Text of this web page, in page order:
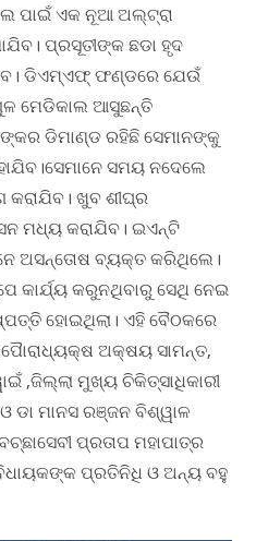
ପାଇଁ ଏକ ନୂଆ ଅଲ୍ଟ୍ରା
ପ୍ରସୂତୀଙ୍କ ଛଡା ହୃଦ
ଡିଏମ୍ଏଫ୍ ଫଣ୍ଡରେ ଯେଉଁ
ମେଡିକାଲ ଆସୁଛନ୍ତି
ଡିମାଣ୍ଡ ରହିଛି ସେମାନଙ୍କୁ
ସମୟ ନଦେଲେ
ଖୁବ ଶୀଘ୍ର
ମଧ୍ୟ କରାଯିବ। ଇଏନ୍‌ଟି
ଅସନ୍ତୋଷ ବ୍ୟକ୍ତ କରିଥିଲେ।
କାର୍ଯ୍ୟ କରୁନଥିବାରୁ ସେଥି ନେଇ
ହୋଇଥିଲା। ଏହି ବୈଠକରେ
ଅକ୍ଷୟ ସାମନ୍ତ,
,ଜିଲ୍ଲା ମୁଖ୍ୟ ଚିକିତ୍ସାଧିକାରୀ
ଡା ମାନସ ରଞ୍ଜନ ବିଶ୍ୱାଳ
ପ୍ରତାପ ମହାପାତ୍ର
ପ୍ରତିନିଧି ଓ ଅନ୍ୟ ବହୁ